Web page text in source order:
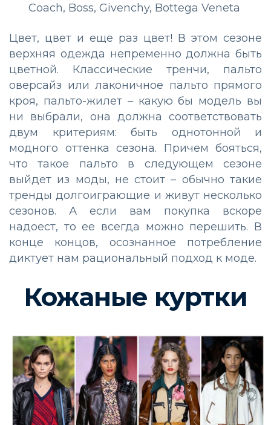
Coach, Boss, Givenchy, Bottega Veneta
Цвет, цвет и еще раз цвет! В этом сезоне
верхняя одежда непременно должна быть
цветной. Классические тренчи, пальто
оверсайз или лаконичное пальто прямого
кроя, пальто-жилет –какую бы модель вы
ни выбрали, она должна соответствовать
двум критериям: быть однотонной и
модного оттенка сезона. Причем бояться,
что такое пальто в следующем сезоне
выйдет из моды, не стоит– обычно такие
тренды долгоиграющие и живут несколько
сезонов. А если вам покупка вскоре
надоест, то ее всегда можно перешить. В
конце концов, осознанное потребление
диктует нам рациональный подход к моде.
Кожаные куртки